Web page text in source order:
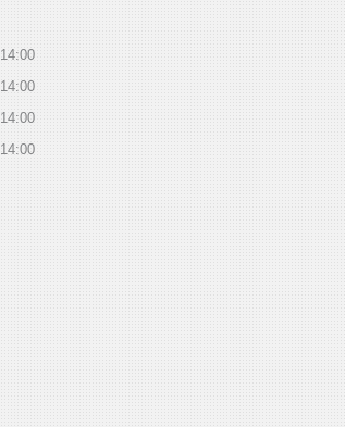
14:00
14:00
14:00
14:00